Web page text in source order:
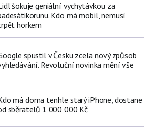
šokuje geniální vychytávkou za
Kdo má mobil, nemusí
horkem
spustil v Česku zcela nový způsob
Revoluční novinka mění vše
má doma tenhle starý iPhone, dostane
sběratelů 1 000 000 Kč